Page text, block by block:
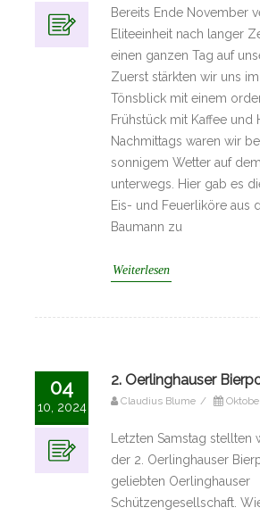
Bereits Ende November
Eliteeinheit nach langer
einen ganzen Tag auf
Zuerst stärkten wir uns
Tönsblick mit einem
Frühstück mit Kaffee und
Nachmittags waren wir
sonnigem Wetter auf
unterwegs. Hier gab es
Eis- und Feuerliköre aus
Baumann zu
Weiterlesen
04
10, 2024
2. Oerlinghauser
Claudius Blume /
Letzten Samstag stellten
der 2. Oerlinghauser
geliebten Oerlinghauser
Schützengesellschaft.